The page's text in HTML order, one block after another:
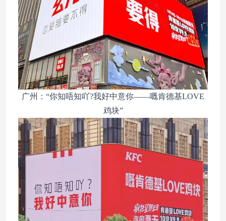
广州：“你知唔知吖?我好中意你——嘅肯德基LOVE
鸡块”